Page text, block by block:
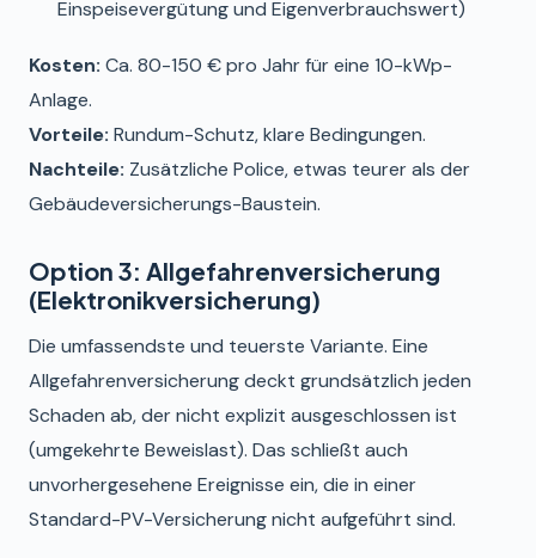
Einspeisevergütung und Eigenverbrauchswert)
Kosten: Ca. 80-150 € pro Jahr für eine 10-kWp-
Anlage.
Vorteile: Rundum-Schutz, klare Bedingungen.
Nachteile: Zusätzliche Police, etwas teurer als der
Gebäudeversicherungs-Baustein.
Option 3: Allgefahrenversicherung
(Elektronikversicherung)
Die umfassendste und teuerste Variante. Eine
Allgefahrenversicherung deckt grundsätzlich jeden
Schaden ab, der nicht explizit ausgeschlossen ist
(umgekehrte Beweislast). Das schließt auch
unvorhergesehene Ereignisse ein, die in einer
Standard-PV-Versicherung nicht aufgeführt sind.